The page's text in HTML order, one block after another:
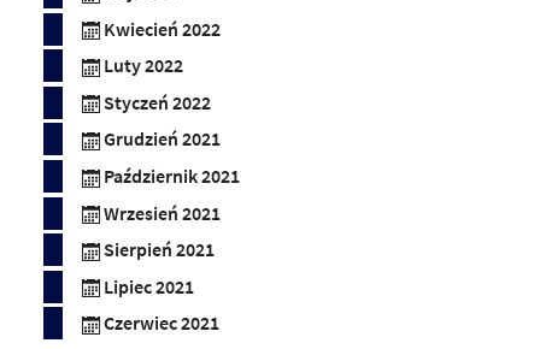
Kwiecień 2022
Luty 2022
Styczeń 2022
Grudzień 2021
Październik 2021
Wrzesień 2021
Sierpień 2021
Lipiec 2021
Czerwiec 2021